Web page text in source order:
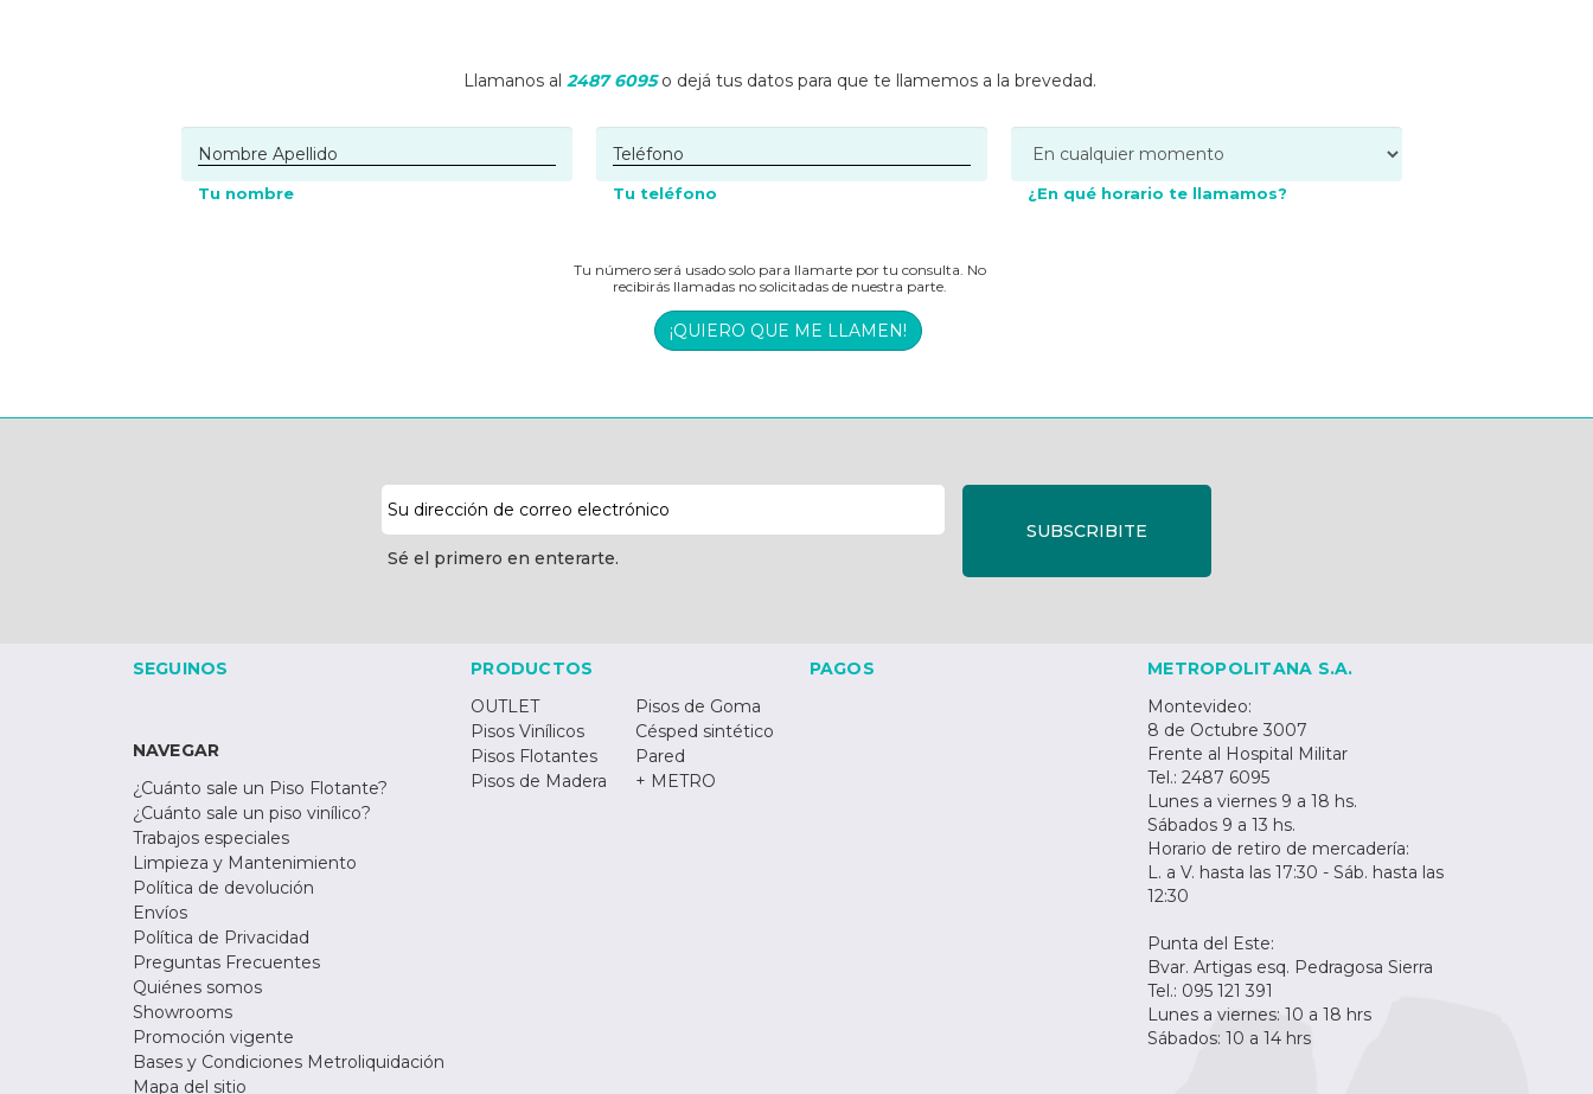
Llamanos al 2487 6095o dejá tus datos para que te llamemos a la brevedad.
Tu nombre Tu teléfono ¿En qué horario te llamamos?
Tu número será usado solo para llamarte por tu consulta. No
recibirás llamadas no solicitadas de nuestra parte.
¡QUIERO QUE ME LLAMEN!
de
correo
electrónico
Sé el primero en enterarte.
SUBSCRIBITE
SEGUINOS
NAVEGAR
¿Cuánto sale un Piso Flotante?
¿Cuánto sale un piso vinílico?
Trabajos especiales
Limpieza y Mantenimiento
Política de devolución
Envíos
Política de Privacidad
Preguntas Frecuentes
Quiénes somos
Showrooms
Promoción vigente
Bases y Condiciones Metroliquidación
Mapa del sitio
PRODUCTOS
OUTLET
Pisos Vinílicos
Pisos Flotantes
Pisos de Madera
Pisos de Goma
Césped sintético
Pared
+ METRO
PAGOS
METROPOLITANA S.A.
Montevideo:
8 de Octubre 3007
Frente al Hospital Militar
Tel.: 2487 6095
Lunes a viernes 9 a 18 hs.
Sábados 9 a 13 hs.
Horario de retiro de mercadería:
L. a V. hasta las 17:30 - Sáb. hasta las
12:30
Punta del Este:
Bvar. Artigas esq. Pedragosa Sierra
Tel.: 095 121 391
Lunes a viernes: 10 a 18 hrs
Sábados: 10 a 14 hrs